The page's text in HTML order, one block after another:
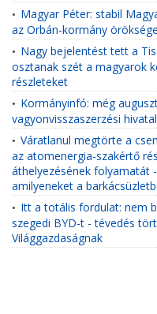
• Magyar Péter: stabil
az Orbán-kormány öröksége
• Nagy bejelentést tett a
osztanak szét a magyarok
részleteket
• Kormányinfó: még
vagyonvisszaszerzési
• Váratlanul megtörte a
az atomenergia-szakértő
áthelyezésének folyamatát
amilyeneket a
• Itt a totális fordulat: nem
szegedi BYD-t - tévedés
Világgazdaságnak